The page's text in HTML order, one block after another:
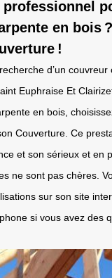
en bois
!
d’un couvreur
Euphraise Et
en bois,
Couverture. Ce
et son sérieux et en
ne sont pas chères.
sur son site
si vous avez des